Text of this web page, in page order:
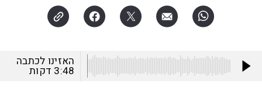
האזינו לכתבה
3:48 דקות